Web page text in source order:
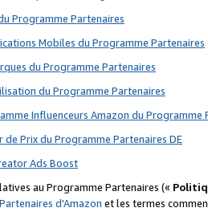
Programme Partenaires
Mobiles du Programme Partenaires
du Programme Partenaires
du Programme Partenaires
Influenceurs Amazon du Programme
Prix du Programme Partenaires DE
Ads Boost
au Programme Partenaires («
d'Amazon et les termes